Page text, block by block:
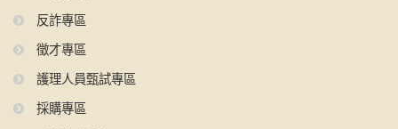
反詐專區
徵才專區
護理人員甄試專區
採購專區